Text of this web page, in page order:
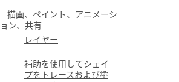
描画、ペイント、アニメーシ
ョン、共有
レイヤー
補助を使用してシェイ
プをトレースおよび塗